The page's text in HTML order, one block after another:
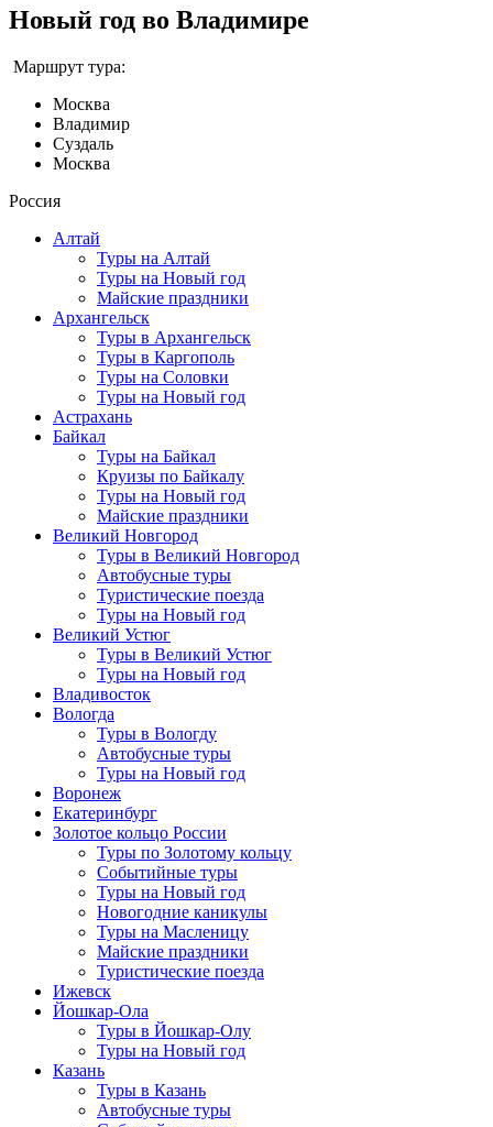
Новый год во Владимире
Маршрут тура:
Москва
Владимир
Суздаль
Москва
Россия
Алтай
Туры на Алтай
Туры на Новый год
Майские праздники
Архангельск
Туры в Архангельск
Туры в Каргополь
Туры на Соловки
Туры на Новый год
Астрахань
Байкал
Туры на Байкал
Круизы по Байкалу
Туры на Новый год
Майские праздники
Великий Новгород
Туры в Великий Новгород
Автобусные туры
Туристические поезда
Туры на Новый год
Великий Устюг
Туры в Великий Устюг
Туры на Новый год
Владивосток
Вологда
Туры в Вологду
Автобусные туры
Туры на Новый год
Воронеж
Екатеринбург
Золотое кольцо России
Туры по Золотому кольцу
Событийные туры
Туры на Новый год
Новогодние каникулы
Туры на Масленицу
Майские праздники
Туристические поезда
Ижевск
Йошкар-Ола
Туры в Йошкар-Олу
Туры на Новый год
Казань
Туры в Казань
Автобусные туры